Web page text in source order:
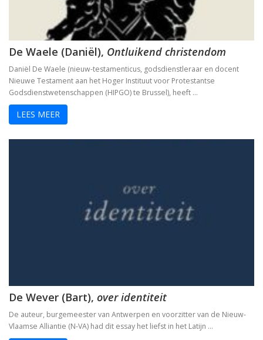
De Waele (Daniël), Ontluikend christendom
Daniël De Waele (nieuw-testamenticus, godsdienstleraar en docent
Nieuwe Testament aan het Hoger Instituut voor Protestantse
Godsdienstwetenschappen (HIPGO) te Brussel), heeft …
LEES MEER
De Wever (Bart), over identiteit
De auteur, burgemeester van Antwerpen en voorzitter van de Nieuw-
Vlaamse Alliantie (N-VA) had dit essay het liefst in het Latijn …